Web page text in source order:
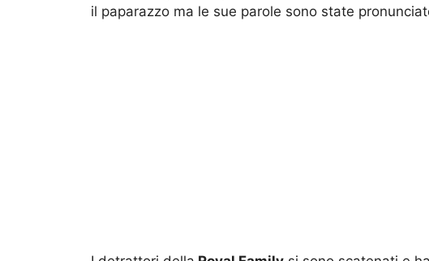
il paparazzo ma le sue parole sono state